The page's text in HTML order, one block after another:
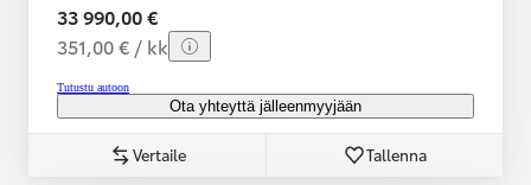
33 990,00 €
351,00 € / kk
Tutustu autoon
Ota yhteyttä jälleenmyyjään
Vertaile Tallenna